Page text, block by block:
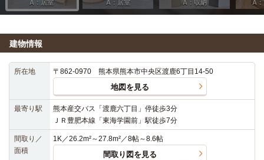
建物情報
所在地 〒862-0970 熊本県熊本市中央区渡鹿6丁目14-50
地図を見る
最寄り駅
熊本産交バス「渡鹿六丁目」停徒歩3分
ＪＲ豊肥本線「東海学園前」駅徒歩7分
間取り／
面積
1K／26.2m²～27.8m²／8帖～8.6帖
間取り図を見る